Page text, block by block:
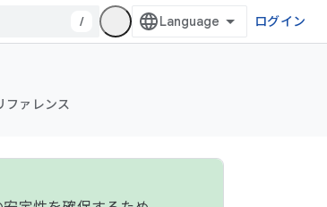
/ ログイン
ファレンス